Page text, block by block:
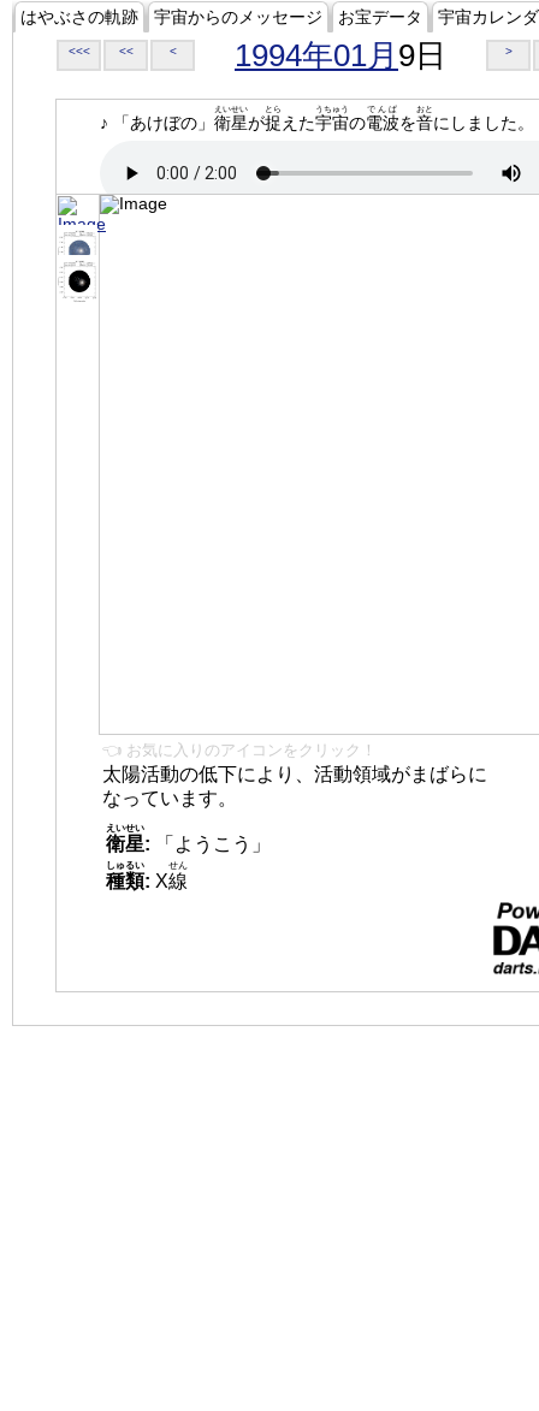
はやぶさの軌跡 宇宙からのメッセージ お宝データ 宇宙カレン
<<< << < 1994年01月 9日 >
♪ 「あけぼの」 衛星
えいせい
が捉
とら
えた宇宙
うちゅう
の電波
でんぱ
を音
おと
にしました。
👈 お気に入りのアイコンをクリック！
太陽活動の低下により、活動領域がまばらに
なっています。
衛星
えいせい
:
「ようこう」
種類
しゅるい
: X線
せん